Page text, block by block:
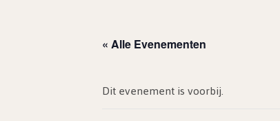
« Alle Evenementen
Dit evenement is voorbij.